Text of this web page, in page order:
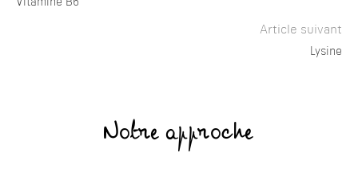
Vitamine B6
Article suivant
Lysine
Notre approche